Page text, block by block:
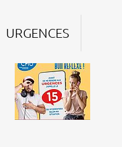
URGENCES